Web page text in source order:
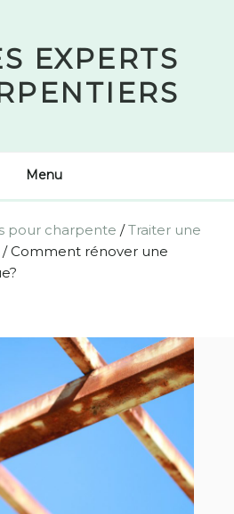
EXPERTS
Menu
pour charpente /Traiter une
/Comment rénover une